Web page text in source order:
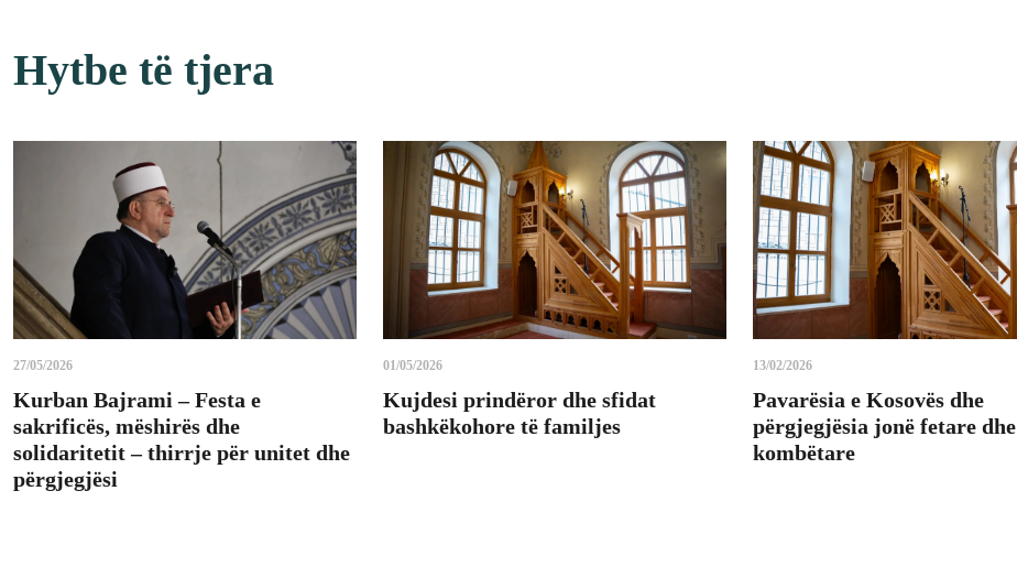
Hytbe të tjera
27/05/2026
Kurban Bajrami – Festa e
sakrificës, mëshirës dhe
solidaritetit – thirrje për unitet dhe
përgjegjësi
01/05/2026
Kujdesi prindëror dhe sfidat
bashkëkohore të familjes
13/02/2026
Pavarësia e Kosovës dhe
përgjegjësia jonë fetare dhe
kombëtare